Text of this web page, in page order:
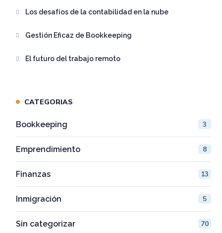
Los desafíos de la contabilidad en la nube
Gestión Eficaz de Bookkeeping
El futuro del trabajo remoto
CATEGORIAS
Bookkeeping 3
Emprendimiento 8
Finanzas 13
Inmigración 5
Sin categorizar 70